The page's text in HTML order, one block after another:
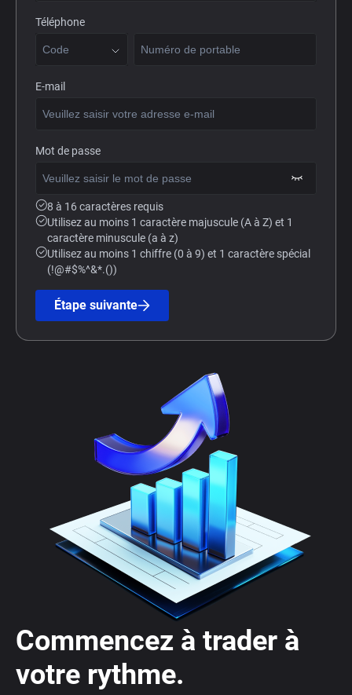
Commencez à trader à
votre rythme.
Téléphone
E-mail
Mot de passe
8 à 16 caractères requis
Utilisez au moins 1 caractère majuscule (A à Z) et 1
caractère minuscule (a à z)
Utilisez au moins 1 chiffre (0 à 9) et 1 caractère spécial
(!@#$%^&*.())
Étape suivante